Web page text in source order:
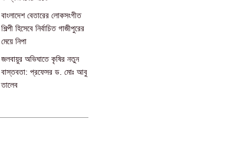
বাংলাদেশ বেতারের লোকসংগীত
শিল্পী হিসেবে নির্বাচিত গাজীপুরের
মেয়ে নিপা
জলবায়ুর অভিঘাতে কৃষির নতুন
বাস্তবতা: প্রফেসর ড. মোঃ আবু
তালেব